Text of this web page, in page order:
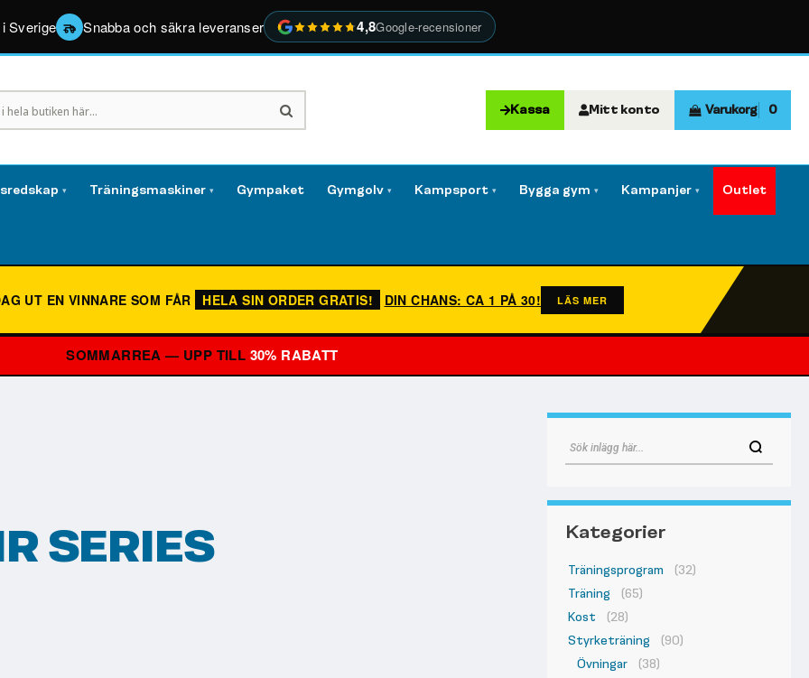
Sverige Snabba och säkra leveranser 4,8Google-recensioner
Kassa Mitt konto Varukorg 0
▾ Träningsmaskiner ▾ Gympaket Gymgolv ▾ Kampsport ▾ Bygga gym ▾ Kampanjer ▾ Outlet
UT EN VINNARE SOM FÅR HELA SIN ORDER GRATIS! DIN CHANS: CA 1 PÅ 30! LÄS MER
SOMMARREA — UPP TILL 30% RABATT
SERIES Kategorier
Träningsprogram
(32)
Träning
(65)
Kost
(28)
Styrketräning
(90)
Övningar
(38)